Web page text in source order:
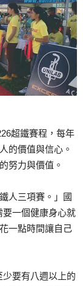
超鐵賽程，每年
的價值與信心。
努力與價值。
人三項賽。」國
要一個健康身心就
一點時間讓自己
要有八週以上的